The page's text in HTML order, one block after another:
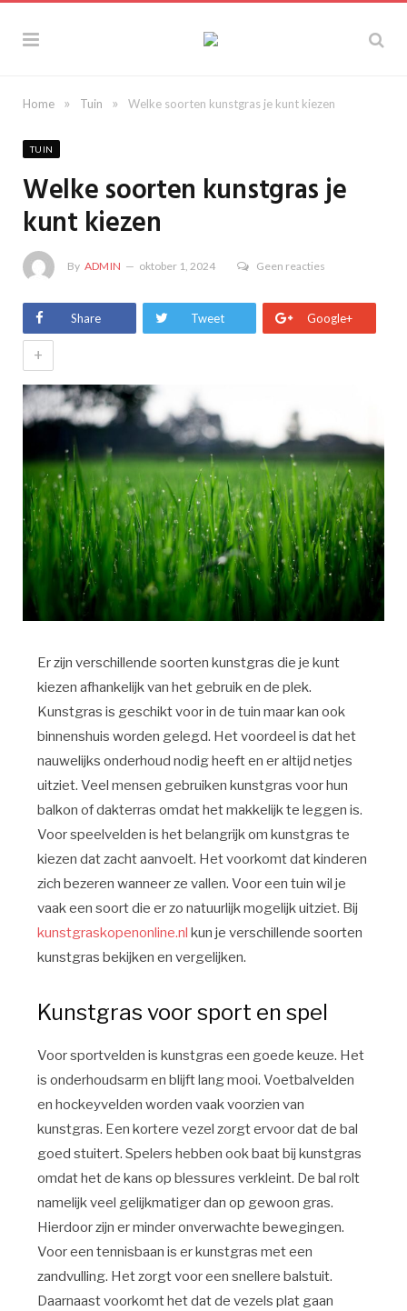
Home » Tuin » Welke soorten kunstgras je kunt kiezen
TUIN
Welke soorten kunstgras je
kunt kiezen
By ADMIN oktober 1, 2024 Geen reacties
Share Tweet Google+
+
Er zijn verschillende soorten kunstgras die je kunt
kiezen afhankelijk van het gebruik en de plek.
Kunstgras is geschikt voor in de tuin maar kan ook
binnenshuis worden gelegd. Het voordeel is dat het
nauwelijks onderhoud nodig heeft en er altijd netjes
uitziet. Veel mensen gebruiken kunstgras voor hun
balkon of dakterras omdat het makkelijk te leggen is.
Voor speelvelden is het belangrijk om kunstgras te
kiezen dat zacht aanvoelt. Het voorkomt dat kinderen
zich bezeren wanneer ze vallen. Voor een tuin wil je
vaak een soort die er zo natuurlijk mogelijk uitziet. Bij
kunstgraskopenonline.nl kun je verschillende soorten
kunstgras bekijken en vergelijken.
Kunstgras voor sport en spel
Voor sportvelden is kunstgras een goede keuze. Het
is onderhoudsarm en blijft lang mooi. Voetbalvelden
en hockeyvelden worden vaak voorzien van
kunstgras. Een kortere vezel zorgt ervoor dat de bal
goed stuitert. Spelers hebben ook baat bij kunstgras
omdat het de kans op blessures verkleint. De bal rolt
namelijk veel gelijkmatiger dan op gewoon gras.
Hierdoor zijn er minder onverwachte bewegingen.
Voor een tennisbaan is er kunstgras met een
zandvulling. Het zorgt voor een snellere balstuit.
Daarnaast voorkomt het dat de vezels plat gaan